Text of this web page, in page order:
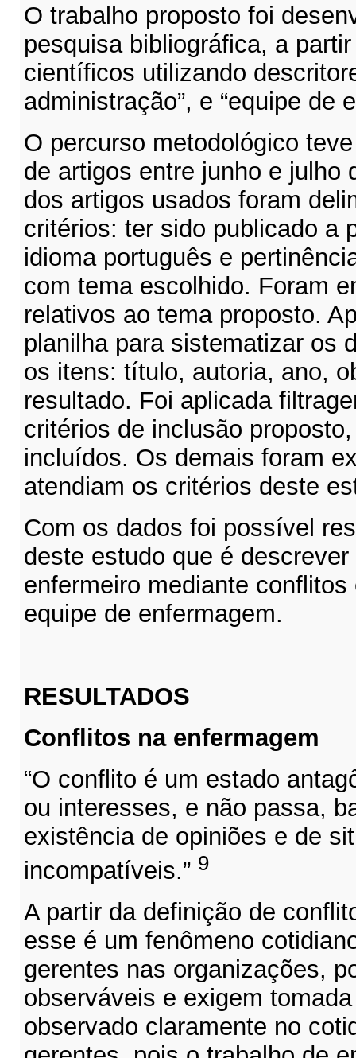
O trabalho proposto foi
pesquisa bibliográfica, a
científicos utilizando
administração”, e “equipe de
O percurso metodológico
de artigos entre junho e julho
dos artigos usados foram
critérios: ter sido publicado a
idioma português e
com tema escolhido. Foram
relativos ao tema proposto.
planilha para sistematizar os
os itens: título, autoria, ano,
resultado. Foi aplicada
critérios de inclusão
incluídos. Os demais foram
atendiam os critérios deste
Com os dados foi possível
deste estudo que é
enfermeiro mediante
equipe de enfermagem.
RESULTADOS
Conflitos na enfermagem
“O conflito é um estado
ou interesses, e não passa,
existência de opiniões e de
incompatíveis.” 9
A partir da definição de
esse é um fenômeno
gerentes nas organizações,
observáveis e exigem
observado claramente no